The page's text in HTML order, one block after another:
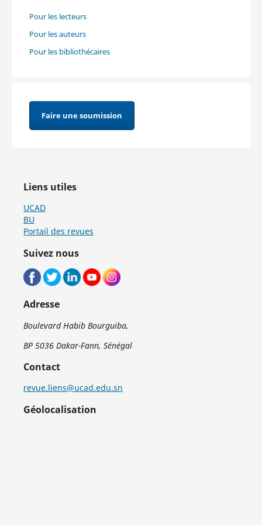
Pour les lecteurs
Pour les auteurs
Pour les bibliothécaires
Faire une soumission
Liens utiles
UCAD
BU
Portail des revues
Suivez nous
Adresse
Boulevard Habib Bourguiba,
BP 5036 Dakar-Fann, Sénégal
Contact
revue.liens@ucad.edu.sn
Géolocalisation